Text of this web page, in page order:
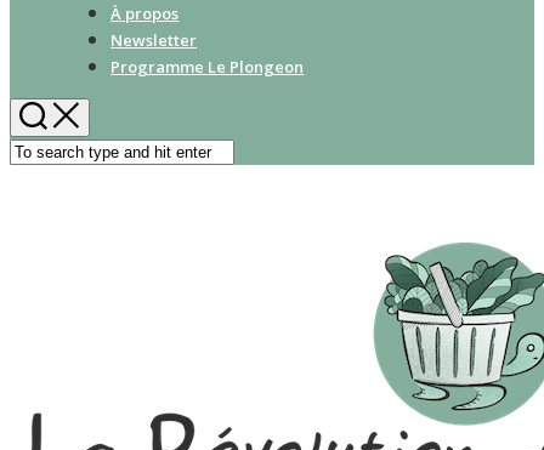
À propos
Newsletter
Programme Le Plongeon